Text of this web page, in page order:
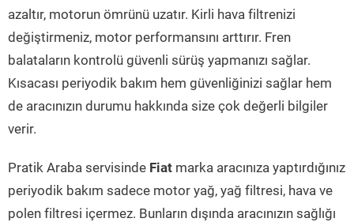
azaltır, motorun ömrünü uzatır. Kirli hava filtrenizi
değiştirmeniz, motor performansını arttırır. Fren
balataların kontrolü güvenli sürüş yapmanızı sağlar.
Kısacası periyodik bakım hem güvenliğinizi sağlar hem
de aracınızın durumu hakkında size çok değerli bilgiler
verir.
Pratik Araba servisinde Fiat marka aracınıza yaptırdığınız
periyodik bakım sadece motor yağ, yağ filtresi, hava ve
polen filtresi içermez. Bunların dışında aracınızın sağlığı